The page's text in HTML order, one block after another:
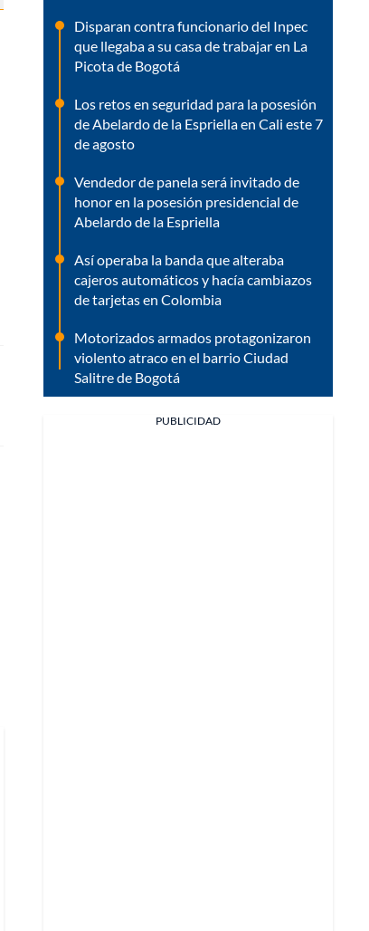
Disparan contra funcionario del Inpec
que llegaba a su casa de trabajar en La
Picota de Bogotá
Los retos en seguridad para la posesión
de Abelardo de la Espriella en Cali este 7
de agosto
Vendedor de panela será invitado de
honor en la posesión presidencial de
Abelardo de la Espriella
Así operaba la banda que alteraba
cajeros automáticos y hacía cambiazos
de tarjetas en Colombia
Motorizados armados protagonizaron
violento atraco en el barrio Ciudad
Salitre de Bogotá
PUBLICIDAD